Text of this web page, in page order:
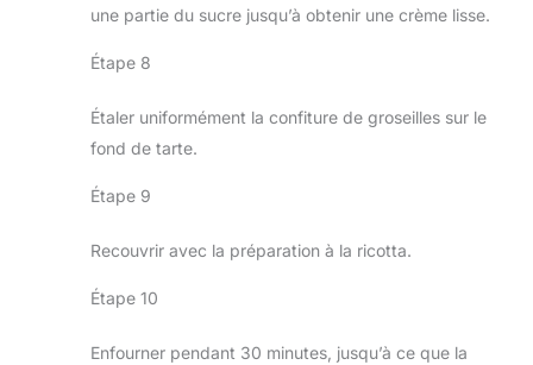
une partie du sucre jusqu’à obtenir une crème lisse.
Étape 8
Étaler uniformément la confiture de groseilles sur le
fond de tarte.
Étape 9
Recouvrir avec la préparation à la ricotta.
Étape 10
Enfourner pendant 30 minutes, jusqu’à ce que la